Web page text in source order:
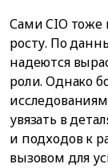
Сами CIO тоже
росту. По
надеются
роли. Однако
увязать в
и подходов к
вызовом для